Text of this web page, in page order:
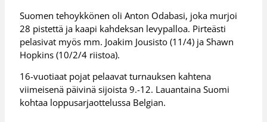
Suomen tehoykkönen oli Anton Odabasi, joka murjoi
28 pistettä ja kaapi kahdeksan levypalloa. Pirteästi
pelasivat myös mm. Joakim Jousisto (11/4) ja Shawn
Hopkins (10/2/4 riistoa).
16-vuotiaat pojat pelaavat turnauksen kahtena
viimeisenä päivinä sijoista 9.-12. Lauantaina Suomi
kohtaa loppusarjaottelussa Belgian.